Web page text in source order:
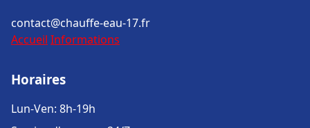
contact@chauffe-eau-17.fr
Accueil Informations
Horaires
Lun-Ven: 8h-19h